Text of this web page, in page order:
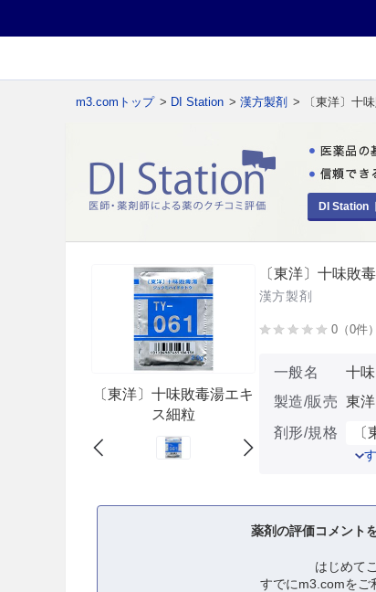
m3.comトップ > DI Station > 漢方製剤 > 〔東洋〕十
DI Station
〔東洋〕十味敗毒湯エキ
ス細粒
〔東洋〕十味敗
漢方製剤
0（0件）
一般名
十
製造/販売 東
剤形/規格
薬剤の評価コメント
はじめて
すでにm3.comをご